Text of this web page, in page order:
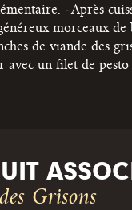
-Après
morceaux
de viande des
avec un filet de
Grisons